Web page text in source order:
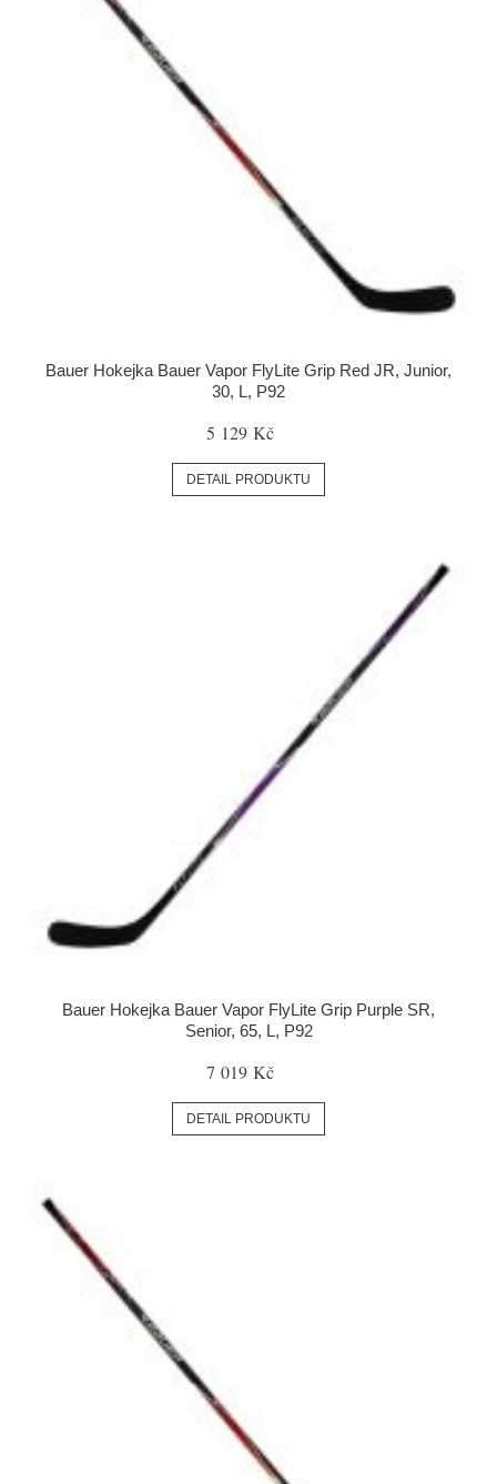
Bauer Hokejka Bauer Vapor FlyLite Grip Red JR, Junior,
30, L, P92
5 129 Kč
DETAIL PRODUKTU
Bauer Hokejka Bauer Vapor FlyLite Grip Purple SR,
Senior, 65, L, P92
7 019 Kč
DETAIL PRODUKTU